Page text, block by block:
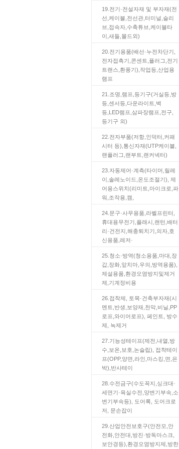
19.전기·전설자재 및 부자재(전
선,케이블,전선관,터미널,슬리
브,접속자,수축튜브,케이블타
이,새들,몰드외)
20.전기용품(배선·누전차단기,
전자접촉기,콘센트,플러그,전기
트랜스,환풍기),작업등,산업용
램프
21.조명,램프,등기구(거실등,방
등,센서등,다운라이트,벽
등,LED램프,삼파장램프,전구,
등기구 외)
22.전자부품(저항,인덕터,커패
시터 등),통신자재(UTP케이블,
랜플러그,랜부트,랜커넥터)
23.자동제어·계측(타이머,릴레
이,솔레노이드,온도조절기), 제
어용스위치(리미트,마이크로,파
워,조작용,캠,
24.문구·사무용품,라벨프린터,
휴대용무전기,플래시,랜턴,배터
리·건전지,해충퇴치기,의자,호
신용품,레저·
25.청소·방역(청소용품,마대,장
갑,장화,앞치마,우의,방역용품),
제설용품,환경오염방지및제거
제,기계정비용
26.접착제, 토목·건축부자재(시
멘트,반생,보양재,천막,비닐,PP
로프,와이어로프), 페인트, 방수
제, 녹제거
27.기능성테이프(제전,내열,방
수,보온,보호,논슬립), 접착테이
프(OPP,양면,라인,마스킹,면,은
박),반사테이
28.수전금구(수도꼭지,싱크대·
세면기·욕실수전,양변기부속,소
변기부속등), 도어록, 도어크로
저, 문손잡이
29.산업안전보호구(안전모,안
전화,안전대,방진·방독마스크,
보안경등),환경오염방지제,방한